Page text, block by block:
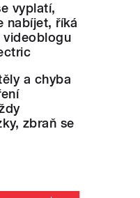
vyplatí,
nabíjet, říká
a chyba
zbraň se